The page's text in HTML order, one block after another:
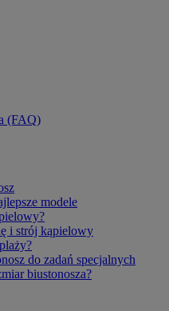
(FAQ)
modele
i strój kąpielowy
do zadań specjalnych
biustonosza?